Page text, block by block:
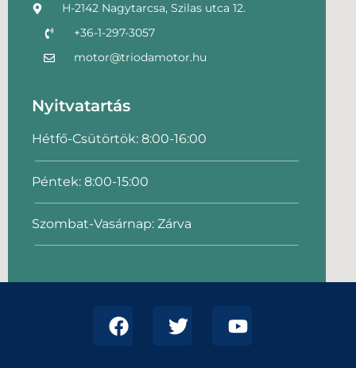
H-2142 Nagytarcsa, Szilas utca 12.
+36-1-297-3057
motor@triodamotor.hu
Nyitvatartás
Hétfő-Csütörtök: 8:00-16:00
Péntek: 8:00-15:00
Szombat-Vasárnap: Zárva